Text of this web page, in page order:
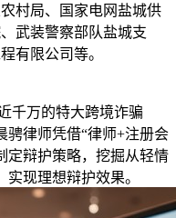
村局、国家电网盐城供
武装警察部队盐城支
有限公司等。
千万的特大跨境诈骗
骋律师凭借“律师+注册会
定辩护策略，挖掘从轻情
现理想辩护效果。